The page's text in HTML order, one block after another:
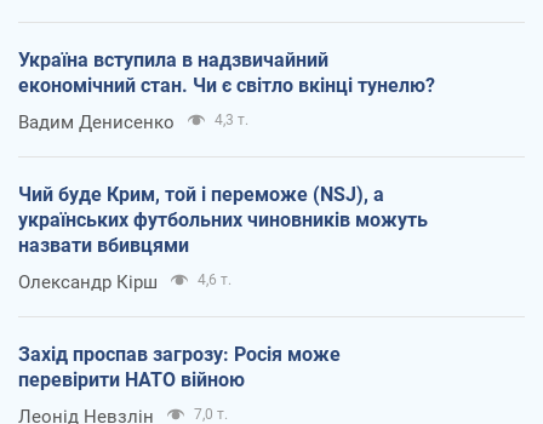
Україна вступила в надзвичайний
економічний стан. Чи є світло вкінці тунелю?
Вадим Денисенко 4,3 т.
Чий буде Крим, той і переможе (NSJ), а
українських футбольних чиновників можуть
назвати вбивцями
Олександр Кірш 4,6 т.
Захід проспав загрозу: Росія може
перевірити НАТО війною
Леонід Невзлін 7,0 т.